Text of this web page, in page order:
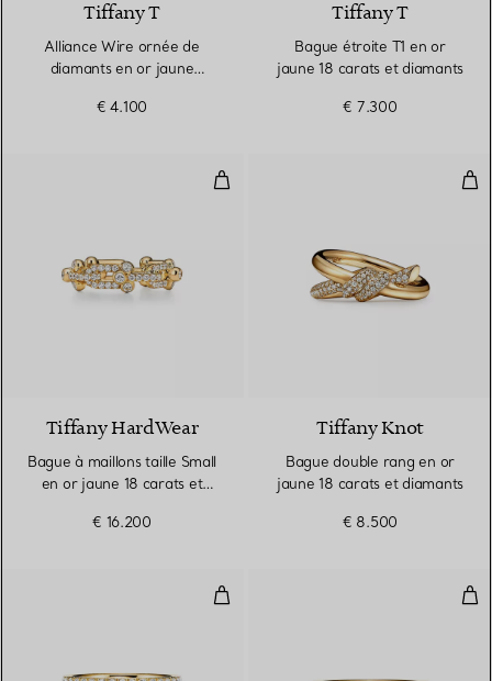
Tiffany T
Alliance Wire ornée de
diamants en or jaune
€ 4.100
Tiffany T
Bague étroite T1 en or
jaune 18 carats et diamants
€ 7.300
Bague à maillons taille Small en
Tiffany HardWear
Bague à maillons taille Small
en or jaune 18 carats et
€ 16.200
Tiffany Knot
Bague double rang en or
jaune 18 carats et diamants
€ 8.500
Bague True large en or 18